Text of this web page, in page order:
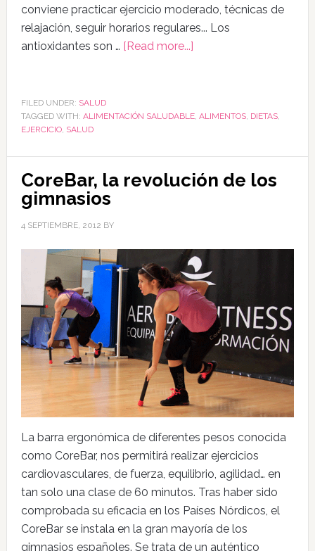
conviene practicar ejercicio moderado, técnicas de
relajación, seguir horarios regulares... Los
antioxidantes son … [Read more...]
FILED UNDER: SALUD
TAGGED WITH: ALIMENTACIÓN SALUDABLE, ALIMENTOS, DIETAS,
EJERCICIO, SALUD
CoreBar, la revolución de los
gimnasios
4 SEPTIEMBRE, 2012 BY
La barra ergonómica de diferentes pesos conocida
como CoreBar, nos permitirá realizar ejercicios
cardiovasculares, de fuerza, equilibrio, agilidad… en
tan solo una clase de 60 minutos. Tras haber sido
comprobada su eficacia en los Países Nórdicos, el
CoreBar se instala en la gran mayoría de los
gimnasios españoles. Se trata de un auténtico